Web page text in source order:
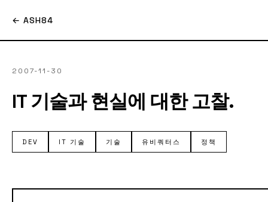
← ASH84
2007-11-30
IT 기술과 현실에 대한 고찰.
DEV IT 기술 기술 유비쿼터스 정책